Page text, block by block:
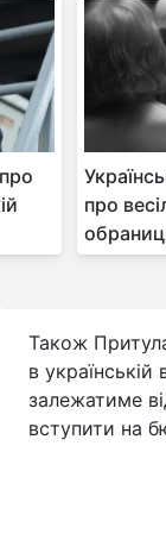
про
Також
в українській
залежатиме
вступити на